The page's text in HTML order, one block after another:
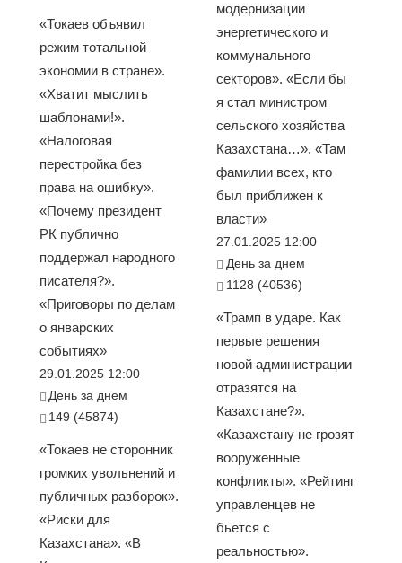
«Токаев объявил
режим тотальной
экономии в стране».
«Хватит мыслить
шаблонами!».
«Налоговая
перестройка без
права на ошибку».
«Почему президент
РК публично
поддержал народного
писателя?».
«Приговоры по делам
о январских
событиях»
29.01.2025 12:00
День за днем
149 (45874)
«Токаев не сторонник
громких увольнений и
публичных разборок».
«Риски для
Казахстана». «В
модернизации
энергетического и
коммунального
секторов». «Если бы
я стал министром
сельского хозяйства
Казахстана…». «Там
фамилии всех, кто
был приближен к
власти»
27.01.2025 12:00
День за днем
1128 (40536)
«Трамп в ударе. Как
первые решения
новой администрации
отразятся на
Казахстане?».
«Казахстану не грозят
вооруженные
конфликты». «Рейтинг
управленцев не
бьется с
реальностью».